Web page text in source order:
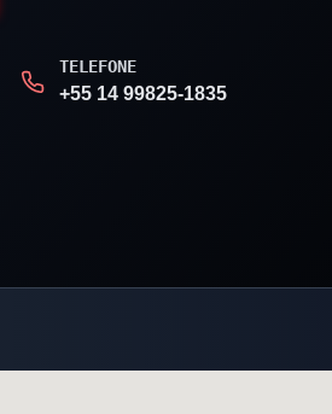
TELEFONE
+55 14 99825-1835